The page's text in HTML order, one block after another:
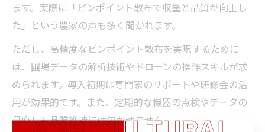
ます。実際に「ピンポイント散布で収量と品質が向上し
た」という農家の声も多く聞かれます。
ただし、高精度なピンポイント散布を実現するために
は、圃場データの解析技術やドローンの操作スキルが求
められます。導入初期は専門家のサポートや研修会の活
用が効果的です。また、定期的な機器の点検やデータの
見直しも品質維持には欠かせません。